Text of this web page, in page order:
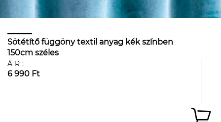
Sötétítő függöny textil anyag kék színben
150cm széles
ÁR:
6 990 Ft